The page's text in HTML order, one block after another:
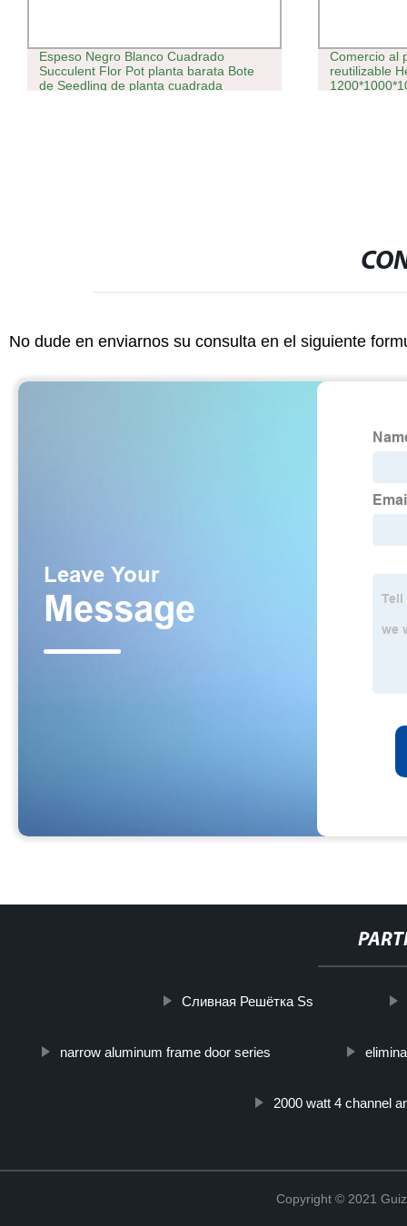
Espeso Negro Blanco Cuadrado
Succulent Flor Pot planta barata Bote
de Seedling de planta cuadrada
Comercio al
reutilizable
No dude en enviarnos su consulta en el siguiente
Сливная Решётка Ss
narrow aluminum frame door series
2000 watt 4 channel
Copyright © 2021